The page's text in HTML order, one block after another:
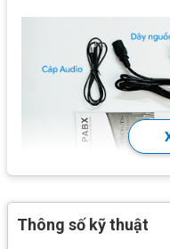
Thông số kỹ thuật